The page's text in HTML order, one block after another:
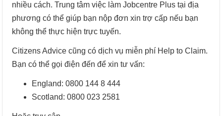
nhiều cách. Trung tâm việc làm Jobcentre Plus tại địa
phương có thể giúp bạn nộp đơn xin trợ cấp nếu bạn
không thể thực hiện trực tuyến.
Citizens Advice cũng có dịch vụ miễn phí Help to Claim.
Bạn có thể gọi điện đến để xin tư vấn:
England: 0800 144 8 444
Scotland: 0800 023 2581